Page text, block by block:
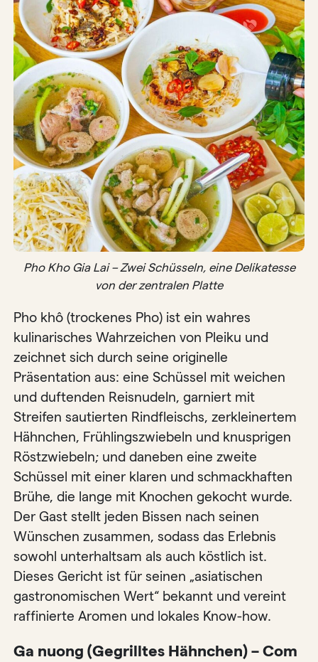
Pho Kho Gia Lai – Zwei Schüsseln, eine Delikatesse
von der zentralen Platte
Pho khô (trockenes Pho) ist ein wahres
kulinarisches Wahrzeichen von Pleiku und
zeichnet sich durch seine originelle
Präsentation aus: eine Schüssel mit weichen
und duftenden Reisnudeln, garniert mit
Streifen sautierten Rindfleischs, zerkleinertem
Hähnchen, Frühlingszwiebeln und knusprigen
Röstzwiebeln; und daneben eine zweite
Schüssel mit einer klaren und schmackhaften
Brühe, die lange mit Knochen gekocht wurde.
Der Gast stellt jeden Bissen nach seinen
Wünschen zusammen, sodass das Erlebnis
sowohl unterhaltsam als auch köstlich ist.
Dieses Gericht ist für seinen „asiatischen
gastronomischen Wert“ bekannt und vereint
raffinierte Aromen und lokales Know-how.
Ga nuong (Gegrilltes Hähnchen) – Com